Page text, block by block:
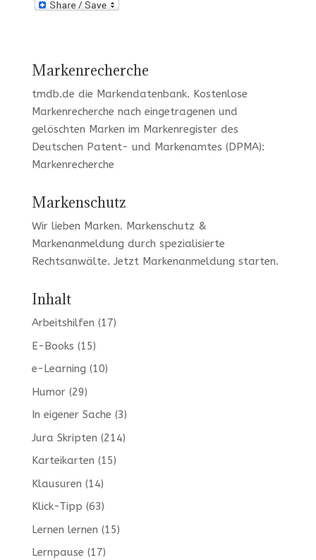
Markenrecherche
tmdb.de die Markendatenbank. Kostenlose
Markenrecherche nach eingetragenen und
gelöschten Marken im Markenregister des
Deutschen Patent- und Markenamtes (DPMA):
Markenrecherche
Markenschutz
Wir lieben Marken. Markenschutz &
Markenanmeldung durch spezialisierte
Rechtsanwälte. Jetzt Markenanmeldung starten.
Inhalt
Arbeitshilfen (17)
E-Books (15)
e-Learning (10)
Humor(29)
In eigener Sache (3)
Jura Skripten (214)
Karteikarten (15)
Klausuren (14)
Klick-Tipp (63)
Lernen lernen (15)
Lernpause (17)